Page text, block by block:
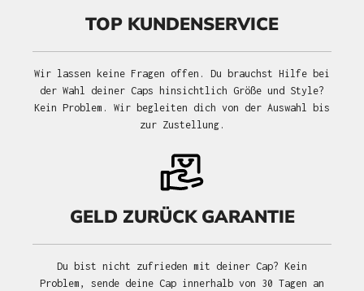
TOP KUNDENSERVICE
Wir lassen keine Fragen offen. Du brauchst Hilfe bei
der Wahl deiner Caps hinsichtlich Größe und Style?
Kein Problem. Wir begleiten dich von der Auswahl bis
zur Zustellung.
GELD ZURÜCK GARANTIE
Du bist nicht zufrieden mit deiner Cap? Kein
Problem, sende deine Cap innerhalb von 30 Tagen an